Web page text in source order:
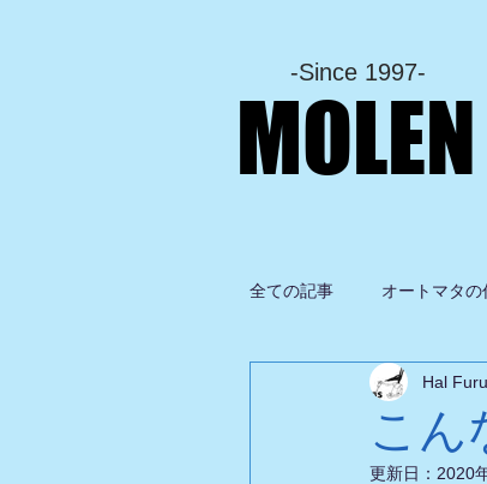
-Since 1997-
MOLEN
全ての記事 オートマタの
グルメ
こん
Hal
更新日： 2020